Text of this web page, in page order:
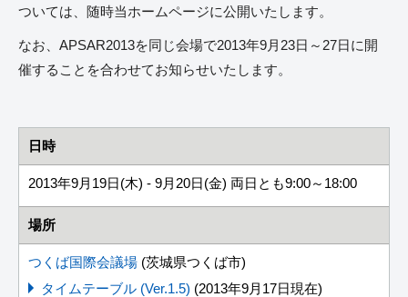
ついては、随時当ホームページに公開いたします。
なお、APSAR2013を同じ会場で2013年9月23日～27日に開
催することを合わせてお知らせいたします。
日時
2013年9月19日(木) - 9月20日(金) 両日とも9:00～18:00
場所
つくば国際会議場 (茨城県つくば市)
タイムテーブル (Ver.1.5) (2013年9月17日現在)